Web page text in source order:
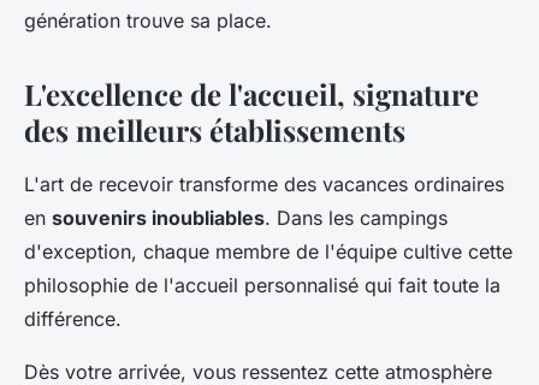
génération trouve sa place.
L'excellence de l'accueil, signature
des meilleurs établissements
L'art de recevoir transforme des vacances ordinaires
en souvenirs inoubliables. Dans les campings
d'exception, chaque membre de l'équipe cultive cette
philosophie de l'accueil personnalisé qui fait toute la
différence.
Dès votre arrivée, vous ressentez cette atmosphère